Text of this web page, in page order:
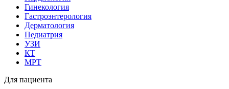
Гинекология
Гастроэнтерология
Дерматология
Педиатрия
УЗИ
КТ
МРТ
Для пациента